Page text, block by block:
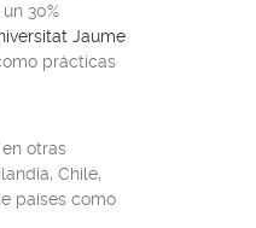
30%
Jaume
prácticas
otras
Chile,
países como